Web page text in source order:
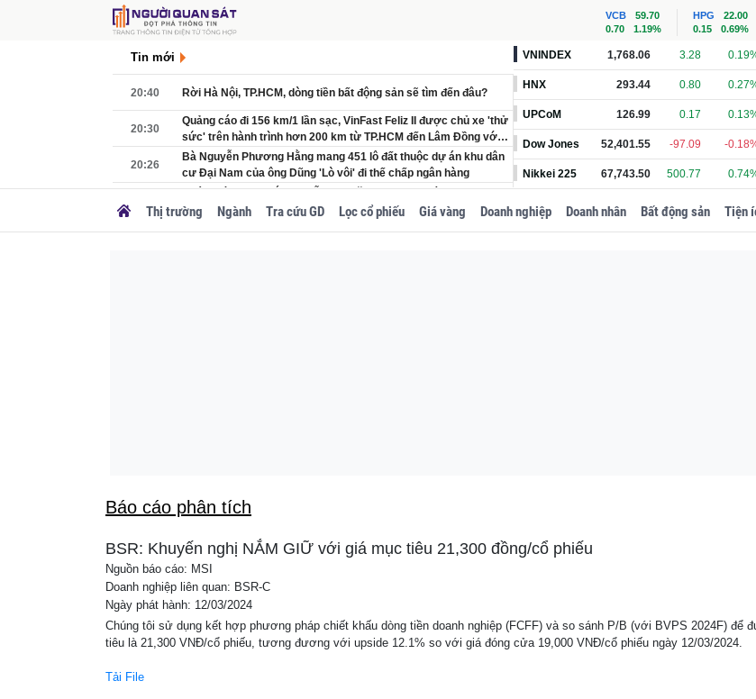
VCB
59.70
0.70
1.19%
HPG
22.00
0.15
0.69%
Tin mới
Rời Hà Nội, TP.HCM, dòng tiền bất động sản sẽ tìm đến đâu?
20:40
Quảng cáo đi 156 km/1 lần sạc, VinFast Feliz II được chủ xe 'thử
sức' trên hành trình hơn 200 km từ TP.HCM đến Lâm Đồng với
tải trọng 130kg và tuyên b...
20:30
Bà Nguyễn Phương Hằng mang 451 lô đất thuộc dự án khu dân
cư Đại Nam của ông Dũng 'Lò vôi' đi thế chấp ngân hàng
20:26
Khám xét nơi ở, bắt Nguyễn Hải Đăng SN 1990: Làm rõ số tiền
749 triệu đồng
VNINDEX 1,768.06 3.28
HNX 293.44 0.80
UPCoM 126.99 0.17
Dow Jones 52,401.55 -97.09 -
Nikkei 225 67,743.50 500.77
Thị trường Ngành Tra cứu GD Lọc cổ phiếu Giá vàng Doanh nghiệp Doanh nhân Bất động sản Tiện
Báo cáo phân tích
BSR: Khuyến nghị NẮM GIỮ với giá mục tiêu 21,300 đồng/cổ phiếu
Nguồn báo cáo: MSI
Doanh nghiệp liên quan: BSR-C
Ngày phát hành: 12/03/2024
Chúng tôi sử dụng kết hợp phương pháp chiết khấu dòng tiền doanh nghiệp (FCFF) và so sánh P/B (với BVPS 2024F)
tiêu là 21,300 VNĐ/cổ phiếu, tương đương với upside 12.1% so với giá đóng cửa 19,000 VNĐ/cổ phiếu ngày 12/03/2024.
Tải File